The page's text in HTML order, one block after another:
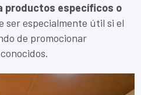
productos específicos o
ser especialmente útil si el
de promocionar